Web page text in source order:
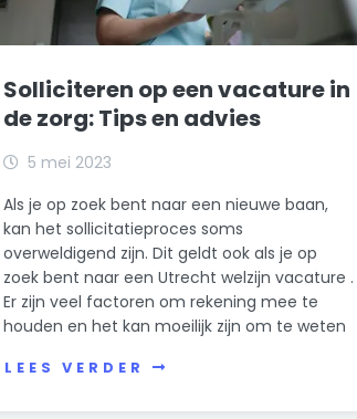
Solliciteren op een vacature in
de zorg: Tips en advies
5 mei 2023
Als je op zoek bent naar een nieuwe baan,
kan het sollicitatieproces soms
overweldigend zijn. Dit geldt ook als je op
zoek bent naar een Utrecht welzijn vacature .
Er zijn veel factoren om rekening mee te
houden en het kan moeilijk zijn om te weten
LEES VERDER